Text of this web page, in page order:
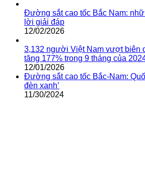
Đường sắt cao tốc Bắc Nam:
lời giải đáp
12/02/2026
3,132 người Việt Nam vượt biên
tăng 177% trong 9 tháng của
12/01/2026
Đường sắt cao tốc Bắc-Nam:
đèn xanh’
11/30/2024